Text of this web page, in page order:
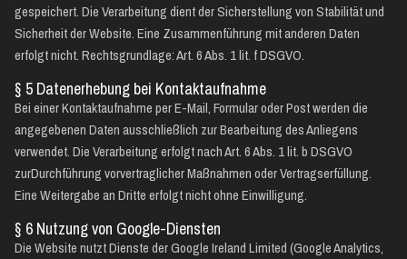
gespeichert. Die Verarbeitung dient der Sicherstellung von Stabilität und
Sicherheit der Website. Eine Zusammenführung mit anderen Daten
erfolgt nicht. Rechtsgrundlage: Art. 6 Abs. 1 lit. f DSGVO.
§ 5 Datenerhebung bei Kontaktaufnahme
Bei einer Kontaktaufnahme per E-Mail, Formular oder Post werden die
angegebenen Daten ausschließlich zur Bearbeitung des Anliegens
verwendet. Die Verarbeitung erfolgt nach Art. 6 Abs. 1 lit. b DSGVO
zurDurchführung vorvertraglicher Maßnahmen oder Vertragserfüllung.
Eine Weitergabe an Dritte erfolgt nicht ohne Einwilligung.
§ 6 Nutzung von Google-Diensten
Die Website nutzt Dienste der Google Ireland Limited (Google Analytics,